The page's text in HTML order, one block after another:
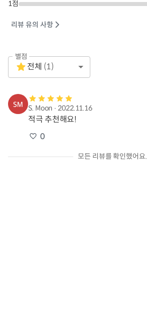
1점
리뷰 유의 사항
별점
1 Star
Empty
전체 (1)
S. Moon ∙2022.11.16
적극 추천해요!
0
모든 리뷰를 확인했어요.